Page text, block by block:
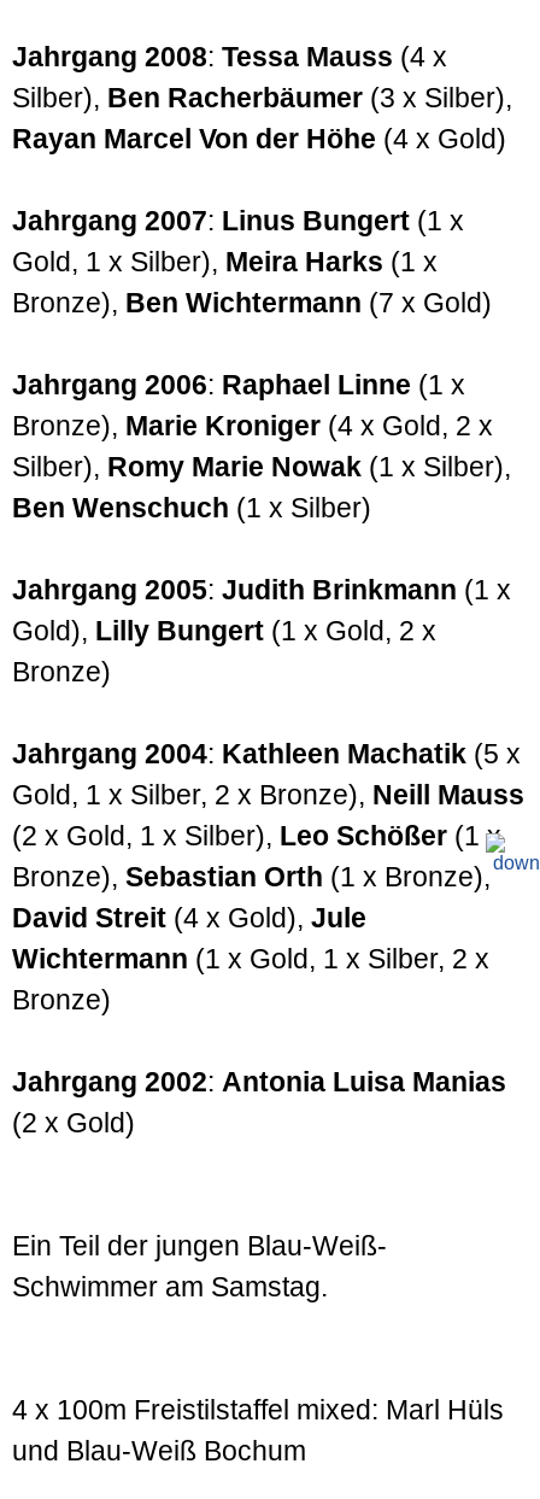
Jahrgang 2008: Tessa Mauss (4 x
Silber), Ben Racherbäumer (3 x Silber),
Rayan Marcel Von der Höhe (4 x Gold)
Jahrgang 2007: Linus Bungert (1 x
Gold, 1 x Silber), Meira Harks (1 x
Bronze), Ben Wichtermann (7 x Gold)
Jahrgang 2006: Raphael Linne (1 x
Bronze), Marie Kroniger (4 x Gold, 2 x
Silber), Romy Marie Nowak (1 x Silber),
Ben Wenschuch (1 x Silber)
Jahrgang 2005: Judith Brinkmann (1 x
Gold), Lilly Bungert (1 x Gold, 2 x
Bronze)
Jahrgang 2004: Kathleen Machatik (5 x
Gold, 1 x Silber, 2 x Bronze), Neill Mauss
(2 x Gold, 1 x Silber), Leo Schößer (1 x
Bronze), Sebastian Orth (1 x Bronze),
David Streit (4 x Gold), Jule
Wichtermann (1 x Gold, 1 x Silber, 2 x
Bronze)
Jahrgang 2002: Antonia Luisa Manias
(2 x Gold)
Ein Teil der jungen Blau-Weiß-
Schwimmer am Samstag.
4 x 100m Freistilstaffel mixed: Marl Hüls
und Blau-Weiß Bochum